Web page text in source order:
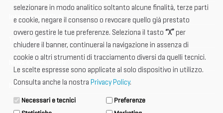
International Club
Tax & Legal Global Services
News e Comunicati
Media Kit
selezionare in modo analitico soltanto alcune finalità, terze parti
e cookie, negare il consenso o revocare quello già prestato
ovvero gestire le tue preferenze. Seleziona il tasto “X” per
chiudere il banner, continuerai la navigazione in assenza di
cookie o altri strumenti di tracciamento diversi da quelli tecnici.
Le scelte espresse sono applicate al solo dispositivo in utilizzo.
Consulta anche la nostra Privacy Policy.
Necessari e tecnici
Preferenze